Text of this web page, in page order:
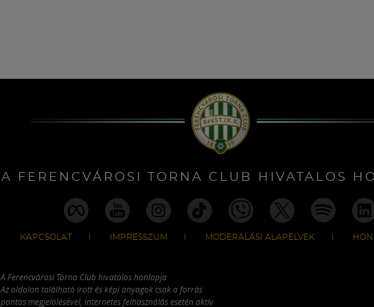
A FERENCVÁROSI TORNA CLUB HIVATALOS
KAPCSOLAT IMPRESSZUM MODERÁLÁSI ALAPELVEK
A Ferencvárosi Torna Club hivatalos honlapja
Az oldalon található írott és képi anyagok csak a forrás
pontos megjelölésével, internetes felhasználás esetén aktív